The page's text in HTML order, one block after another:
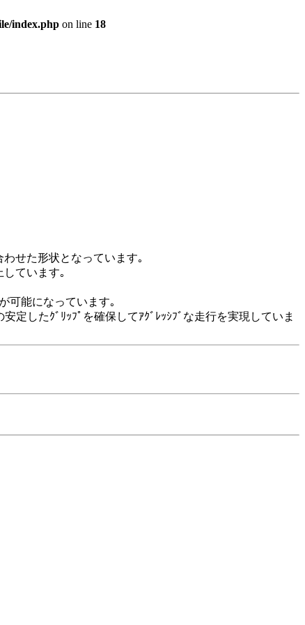
index.php on line 18
わせた形状となっています｡
しています｡
可能になっています｡
定したｸﾞﾘｯﾌﾟを確保してｱｸﾞﾚｯｼﾌﾞな走行を実現していま